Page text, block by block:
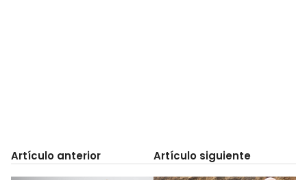
Artículo anterior Artículo siguiente